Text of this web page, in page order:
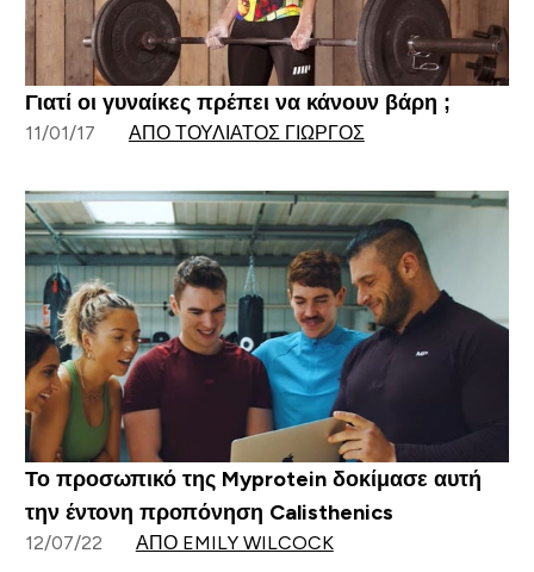
Γιατί οι γυναίκες πρέπει να κάνουν βάρη ;
11/01/17 ΑΠΌ ΤΟΥΛΙΆΤΟΣ ΓΙΏΡΓΟΣ
Το προσωπικό της Myprotein δοκίμασε αυτή
την έντονη προπόνηση Calisthenics
12/07/22 ΑΠΌ EMILY WILCOCK